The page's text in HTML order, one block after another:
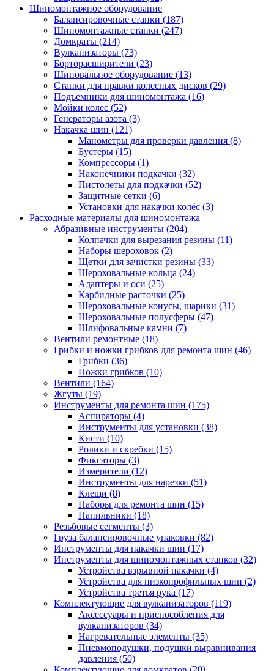
Шиномонтажное оборудование
Балансировочные станки (187)
Шиномонтажные станки (247)
Домкраты (214)
Вулканизаторы (73)
Борторасширители (23)
Шиповальное оборудование (13)
Станки для правки колесных дисков (29)
Подъемники для шиномонтажа (16)
Мойки колес (52)
Генераторы азота (3)
Накачка шин (121)
Манометры для проверки давления (8)
Бустеры (15)
Компрессоры (1)
Наконечники подкачки (32)
Пистолеты для подкачки (52)
Защитные сетки (6)
Установки для накачки колёс (3)
Расходные материалы для шиномонтажа
Абразивные инструменты (204)
Колпачки для вырезания резины (11)
Наборы шероховок (2)
Щетки для зачистки резины (33)
Шероховальные кольца (24)
Адаптеры и оси (25)
Карбидные расточки (25)
Шероховальные конусы, шарики (31)
Шероховальные полусферы (47)
Шлифовальные камни (7)
Вентили ремонтные (18)
Грибки и ножки грибков для ремонта шин (46)
Грибки (36)
Ножки грибков (10)
Вентили (164)
Жгуты (19)
Инструменты для ремонта шин (175)
Аспираторы (4)
Инструменты для установки (38)
Кисти (10)
Ролики и скребки (15)
Фиксаторы (3)
Измерители (12)
Инструменты для нарезки (51)
Клещи (8)
Наборы для ремонта шин (15)
Напильники (18)
Резьбовые сегменты (3)
Груза балансировочные упаковки (82)
Инструменты для накачки шин (17)
Инструменты для шиномонтажных станков (32)
Устройства взрывной накачки (4)
Устройства для низкопрофильных шин (2)
Устройства третья рука (17)
Комплектующие для вулканизаторов (119)
Аксессуары и приспособления для
вулканизаторов (34)
Нагревательные элементы (35)
Пневмоподушки, подушки выравнивания
давления (50)